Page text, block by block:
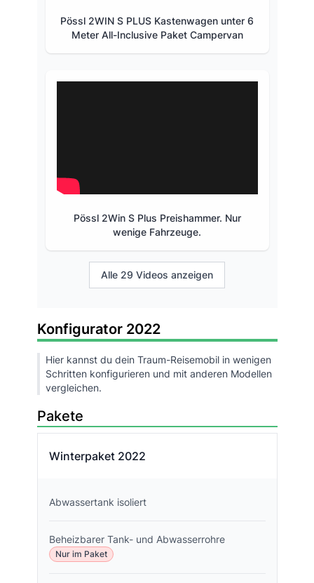
Pössl 2WIN S PLUS Kastenwagen unter 6
Meter All-Inclusive Paket Campervan
Pössl 2Win S Plus Preishammer. Nur
wenige Fahrzeuge.
Alle 29 Videos anzeigen
Konfigurator 2022
Hier kannst du dein Traum-Reisemobil in wenigen
Schritten konfigurieren und mit anderen Modellen
vergleichen.
Pakete
Winterpaket 2022
Abwassertank isoliert
Beheizbarer Tank- und Abwasserrohre
Nur im Paket